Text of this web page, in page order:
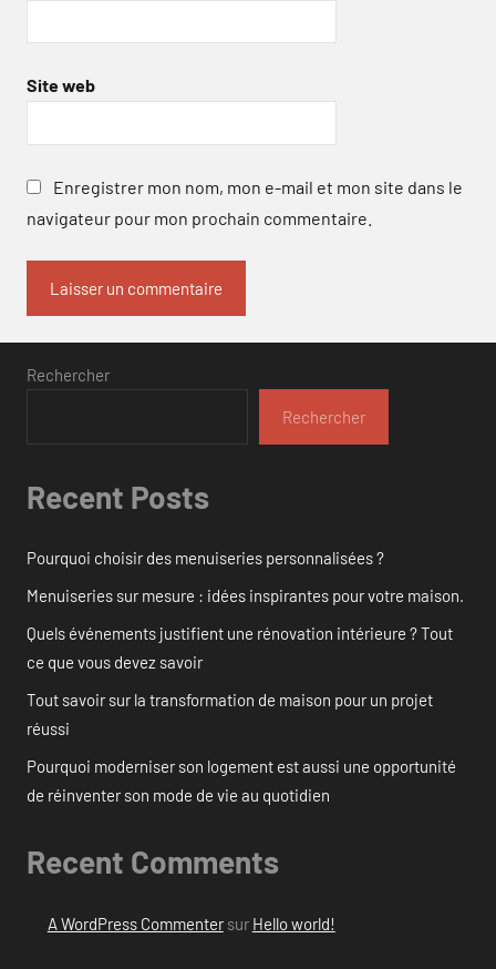
Site web
Enregistrer mon nom, mon e-mail et mon site dans le
navigateur pour mon prochain commentaire.
Rechercher
Rechercher
Recent Posts
Pourquoi choisir des menuiseries personnalisées ?
Menuiseries sur mesure : idées inspirantes pour votre maison.
Quels événements justifient une rénovation intérieure ? Tout
ce que vous devez savoir
Tout savoir sur la transformation de maison pour un projet
réussi
Pourquoi moderniser son logement est aussi une opportunité
de réinventer son mode de vie au quotidien
Recent Comments
A WordPress Commentersur Hello world!